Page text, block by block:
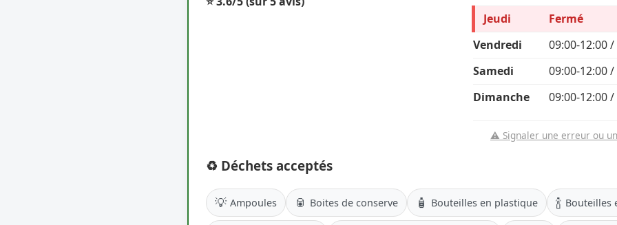
Jeudi
Fermé
Vendredi
09:00-12:00
Samedi
09:00-12:00
Dimanche
09:00-12:00
⚠️ Signaler une erreur ou
♻️ Déchets acceptés
💡 Ampoules 🥫 Boites de conserve 🧴 Bouteilles en plastique 🍾 Bouteilles